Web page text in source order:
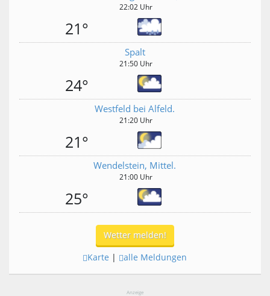
22:02 Uhr
21°
Spalt
21:50 Uhr
24°
Westfeld bei Alfeld.
21:20 Uhr
21°
Wendelstein, Mittel.
21:00 Uhr
25°
Wetter melden!
Karte | alle Meldungen
Anzeige